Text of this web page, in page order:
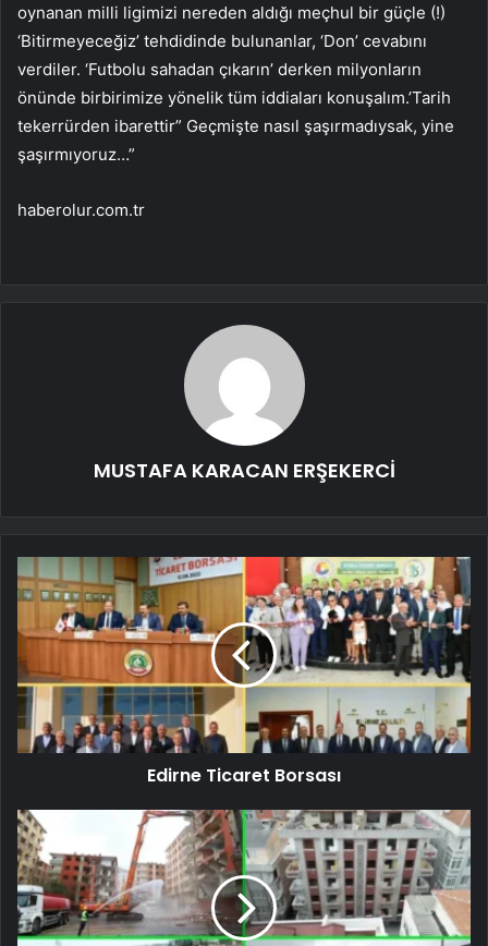
oynanan milli ligimizi nereden aldığı meçhul bir güçle (!)
‘Bitirmeyeceğiz’ tehdidinde bulunanlar, ‘Don’ cevabını
verdiler. ‘Futbolu sahadan çıkarın’ derken milyonların
önünde birbirimize yönelik tüm iddiaları konuşalım.’Tarih
tekerrürden ibarettir” Geçmişte nasıl şaşırmadıysak, yine
şaşırmıyoruz…”
haberolur.com.tr
MUSTAFA KARACAN ERŞEKERCİ
Edirne Ticaret Borsası